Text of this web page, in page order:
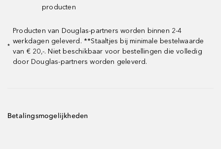
producten
*
Producten van Douglas-partners worden binnen 2-4
werkdagen geleverd. **Staaltjes bij minimale bestelwaarde
van € 20,-. Niet beschikbaar voor bestellingen die volledig
door Douglas-partners worden geleverd.
Betalingsmogelijkheden